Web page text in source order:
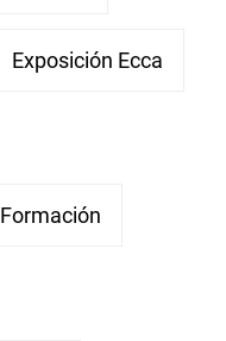
Exposición Ecca
Formación